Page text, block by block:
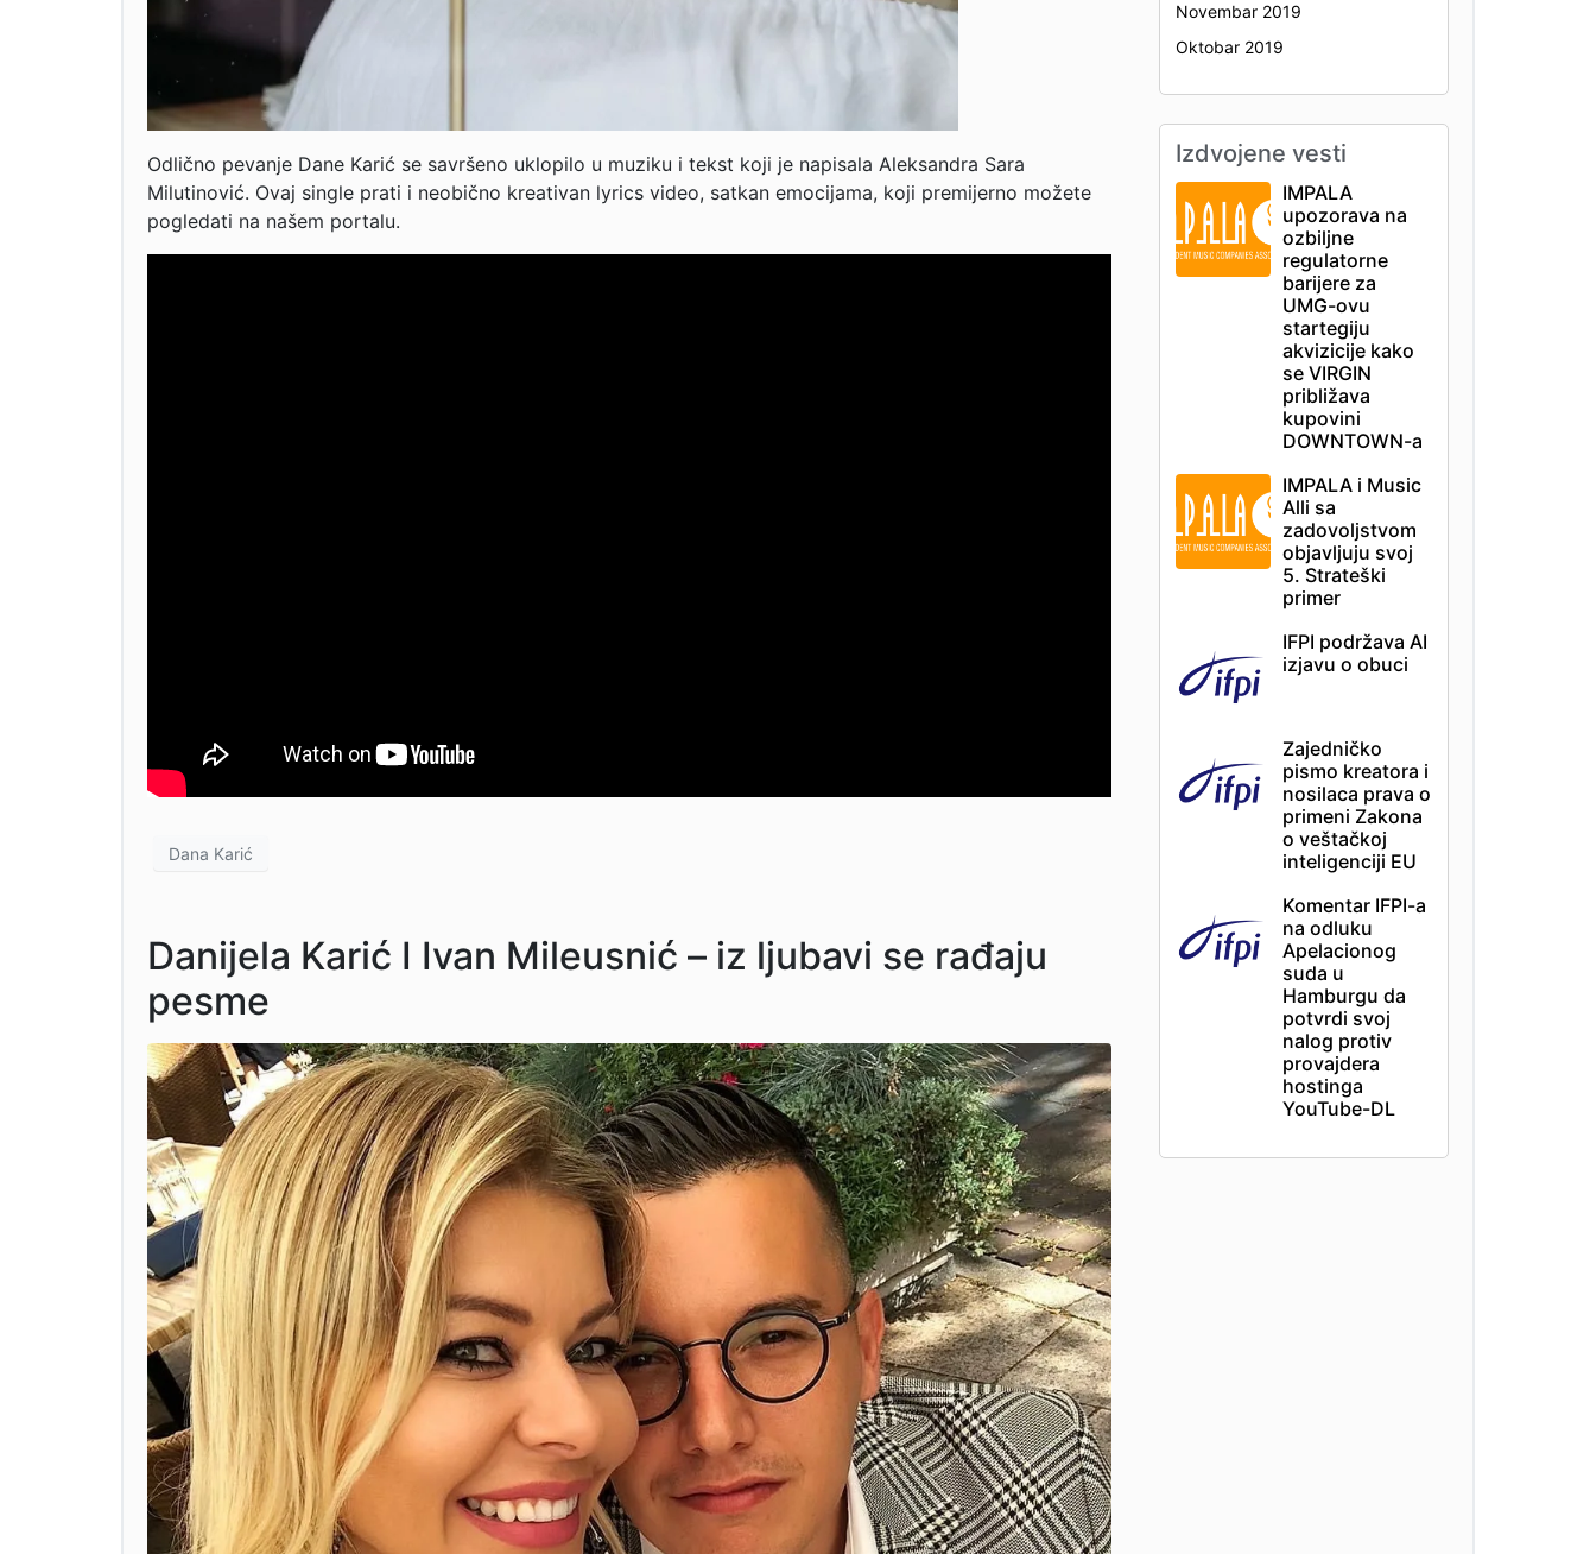
Odlično pevanje Dane Karić se savršeno uklopilo u muziku i tekst koji je napisala Aleksandra Sara
Milutinović. Ovaj single prati i neobično kreativan lyrics video, satkan emocijama, koji premijerno možete
pogledati na našem portalu.
Dana Karić
Danijela Karić I Ivan Mileusnić – iz ljubavi se rađaju
pesme
Novembar 2019
Oktobar 2019
Izdvojene vesti
IMPALA
upozorava na
ozbiljne
regulatorne
barijere za
UMG-ovu
startegiju
akvizicije kako
se VIRGIN
približava
kupovini
DOWNTOWN-a
IMPALA i Music
Alli sa
zadovoljstvom
objavljuju svoj
5. Strateški
primer
IFPI podržava AI
izjavu o obuci
Zajedničko
pismo kreatora i
nosilaca prava o
primeni Zakona
o veštačkoj
inteligenciji EU
Komentar IFPI-a
na odluku
Apelacionog
suda u
Hamburgu da
potvrdi svoj
nalog protiv
provajdera
hostinga
YouTube-DL